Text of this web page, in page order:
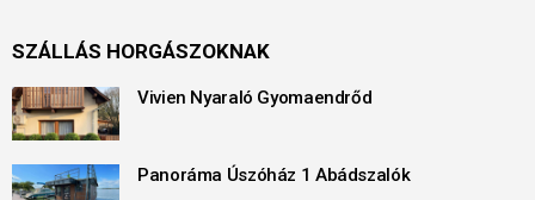
SZÁLLÁS HORGÁSZOKNAK
Vivien Nyaraló Gyomaendrőd
Panoráma Úszóház 1 Abádszalók